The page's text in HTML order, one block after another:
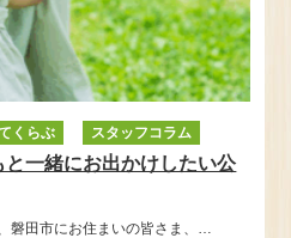
くらぶ スタッフコラム
と一緒にお出かけしたい公
磐田市にお住まいの皆さま、…